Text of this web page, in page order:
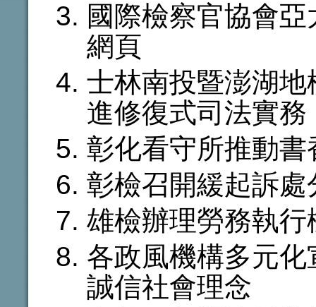
國際檢察官協會
網頁
士林南投暨澎湖
進修復式司法實務
彰化看守所推動書
彰檢召開緩起訴
雄檢辦理勞務執
各政風機構多元
誠信社會理念